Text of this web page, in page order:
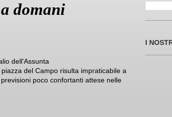
domani
dell'Assunta
del Campo risulta impraticabile a
poco confortanti attese nelle
I